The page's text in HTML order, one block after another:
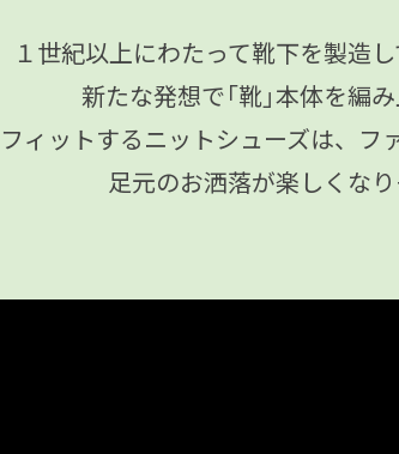
１世紀以上にわたって靴下を製造し
新たな発想で「靴」本体を編
ィットするニットシューズは、フ
足元のお洒落が楽しくなり